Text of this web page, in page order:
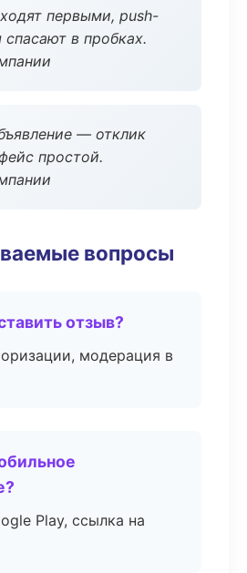
первыми, push-
в пробках.
— отклик
простой.
вопросы
отзыв?
модерация в
Play, ссылка на